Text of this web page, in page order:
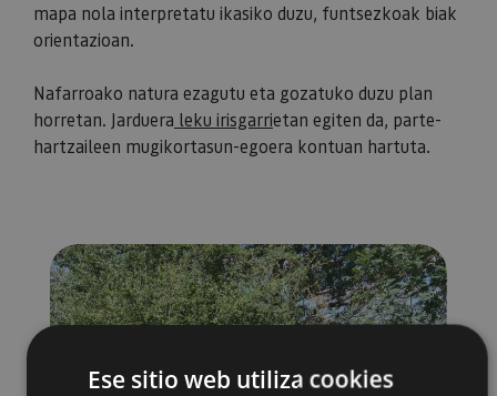
mapa nola interpretatu ikasiko duzu, funtsezkoak biak
orientazioan.
​​​​​​​Nafarroako natura ezagutu eta gozatuko duzu plan
horretan. Jarduera leku irisgarrietan egiten da, parte-
hartzaileen mugikortasun-egoera kontuan hartuta.
Ese sitio web utiliza cookies